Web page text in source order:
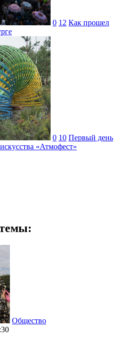
0 12 Как прошел
0 10 Первый день
«Атмофест»
Общество